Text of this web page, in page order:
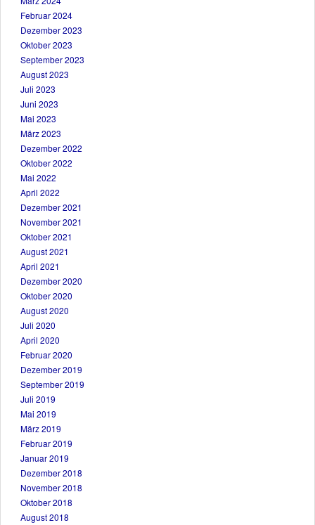
Februar 2024
Dezember 2023
Oktober 2023
September 2023
August 2023
Juli 2023
Juni 2023
Mai 2023
März 2023
Dezember 2022
Oktober 2022
Mai 2022
April 2022
Dezember 2021
November 2021
Oktober 2021
August 2021
April 2021
Dezember 2020
Oktober 2020
August 2020
Juli 2020
April 2020
Februar 2020
Dezember 2019
September 2019
Juli 2019
Mai 2019
März 2019
Februar 2019
Januar 2019
Dezember 2018
November 2018
Oktober 2018
August 2018